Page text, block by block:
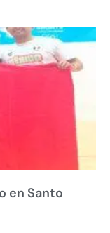
en Santo